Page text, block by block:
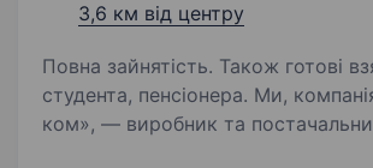
3,6 км від центру
Повна зайнятість. Також готові
студента, пенсіонера. Ми, компанія «Стиль-
ком», — виробник та